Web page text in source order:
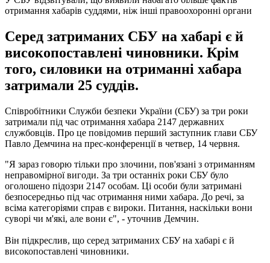
отримання хабарів суддями, ніж інші правоохоронні органи
Серед затриманих СБУ на хабарі є й
високопоставлені чиновники. Крім
того, силовики на отриманні хабара
затримали 25 суддів.
Співробітники Служби безпеки України (СБУ) за три роки
затримали під час отримання хабара 2147 державних
службовців. Про це повідомив перший заступник глави СБУ
Павло Демчина на прес-конференції в четвер, 14 червня.
"Я зараз говорю тільки про злочини, пов'язані з отриманням
неправомірної вигоди. За три останніх роки СБУ було
оголошено підозри 2147 особам. Ці особи були затримані
безпосередньо під час отримання ними хабара. До речі, за
всіма категоріями справ є вироки. Питання, наскільки вони
суворі чи м'які, але вони є", - уточнив Демчин.
Він підкреслив, що серед затриманих СБУ на хабарі є й
високопоставлені чиновники.